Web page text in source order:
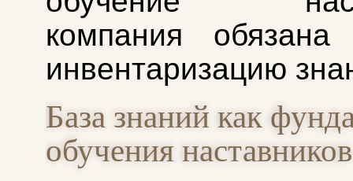
компания обязана
инвентаризацию
База знаний как
обучения наставников